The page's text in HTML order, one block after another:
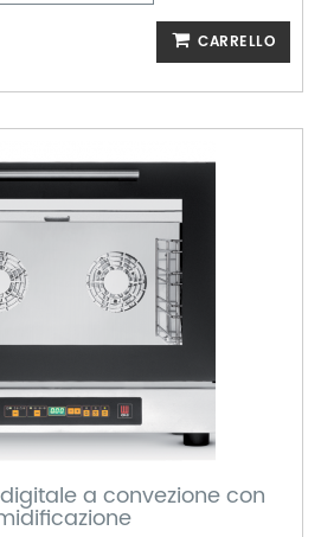
CARRELLO
a convezione con